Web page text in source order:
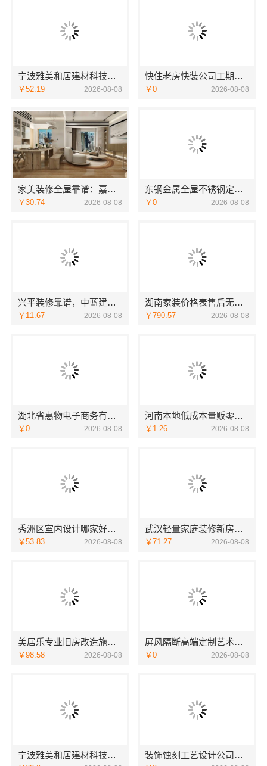
宁波雅美和居建材科技有限公司：宁波海曙家装施工线下门店地址
￥52.19 2026-08-08
快住老房快装公司工期保障——同城快装
￥0 2026-08-08
家美装修全屋靠谱：嘉兴家美建材科技全包首选
￥30.74 2026-08-08
东钢金属全屋不锈钢定制生产商本地：江苏东钢金属科技有限公司
￥0 2026-08-08
兴平装修靠谱，中蓝建投武功分公司实力推荐
￥11.67 2026-08-08
湖南家装价格表售后无忧创益讯建筑
￥790.57 2026-08-08
湖北省惠物电子商务有限公司最新生鲜食品网站价格
￥0 2026-08-08
河南本地低成本量贩零食全域盈利-河南零百味供应链有限公司
￥1.26 2026-08-08
秀洲区室内设计哪家好旧房翻新，嘉兴锦居装饰材料有限公司
￥53.83 2026-08-08
武汉轻量家庭装修新房推荐本地快装（湖北）科技
￥71.27 2026-08-08
美居乐专业旧房改造施工案例
￥98.58 2026-08-08
屏风隔断高端定制艺术漆价格——江苏东钢金属家居有限公司
￥0 2026-08-08
宁波雅美和居建材科技：宁波镇海家装设计合作联系方式 装饰蚀刻工艺设计公司，华居不锈钢特色